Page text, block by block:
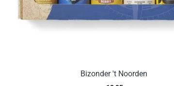
Bizonder 't Noorden